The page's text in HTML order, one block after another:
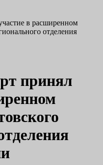
в расширенном
отделения
принял